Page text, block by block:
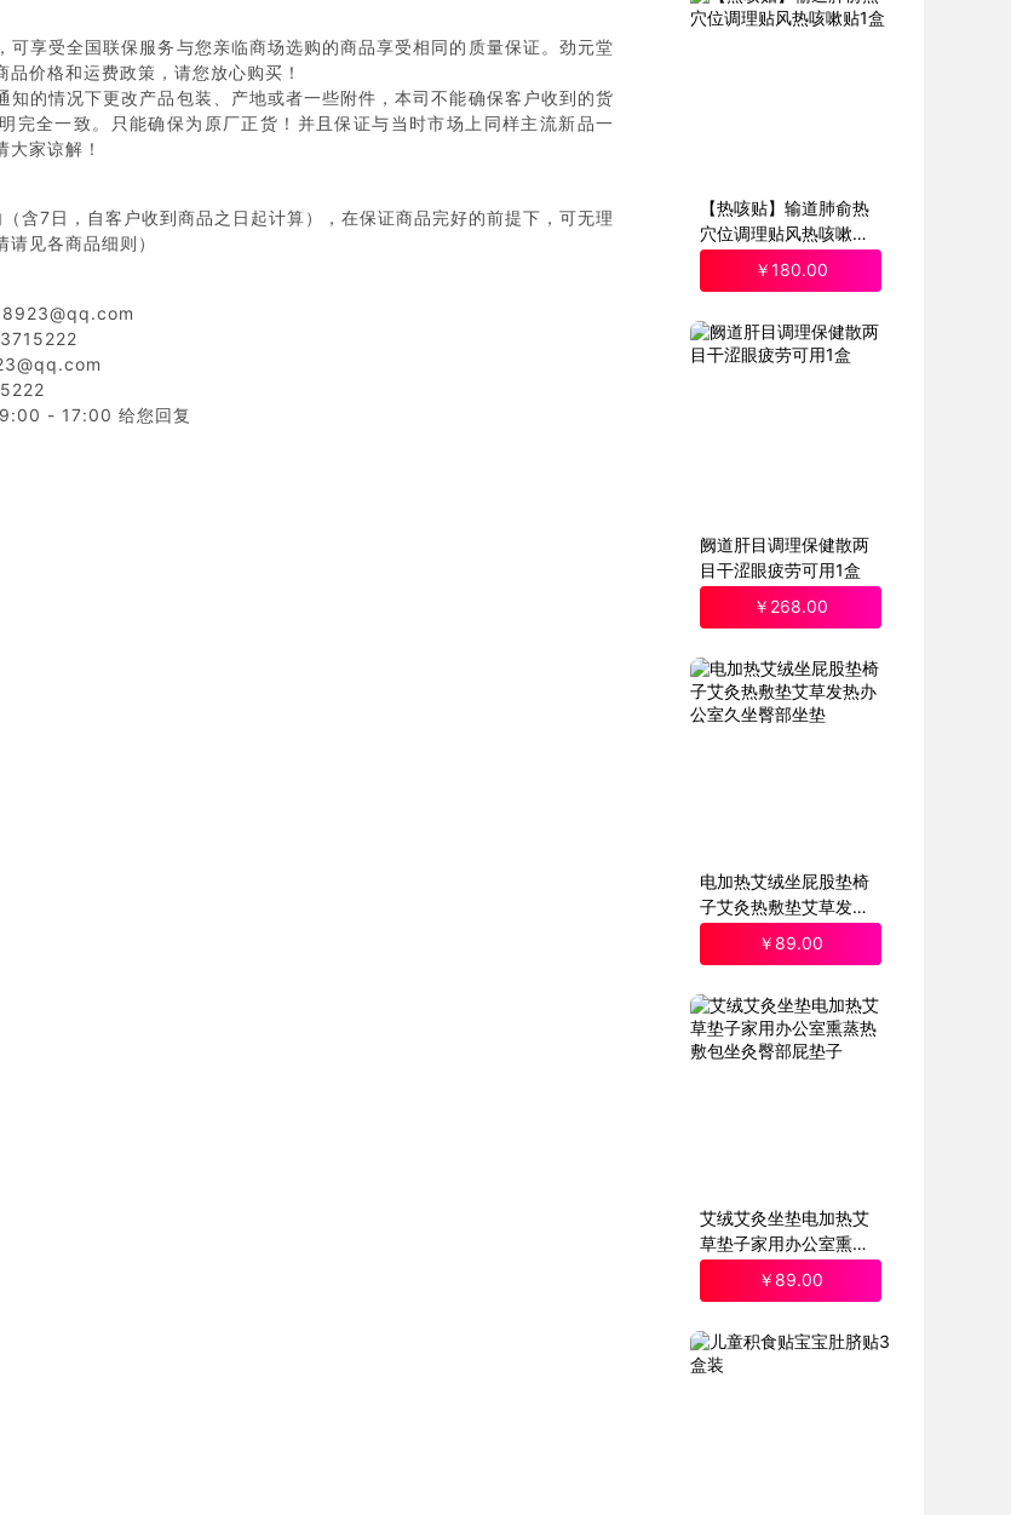
可享受全国联保服务与您亲临商场选购的商品享受相同的质量保证。劲元堂
价格和运费政策，请您放心购买！
知的情况下更改产品包装、产地或者一些附件，本司不能确保客户收到的货
完全一致。只能确保为原厂正货！并且保证与当时市场上同样主流新品一
家谅解！
含7日，自客户收到商品之日起计算），在保证商品完好的前提下，可无理
见各商品细则）
- 17:00 给您回复
【热咳贴】输道肺俞热
穴位调理贴风热咳嗽贴1
盒
￥180.00
阙道肝目调理保健散两
目干涩眼疲劳可用1盒
￥ 268.00
电加热艾绒坐屁股垫椅
子艾灸热敷垫艾草发热
办公室久坐臀部坐垫
￥89.00
艾绒艾灸坐垫电加热艾
草垫子家用办公室熏蒸
热敷包坐灸臀部屁垫子
￥89.00